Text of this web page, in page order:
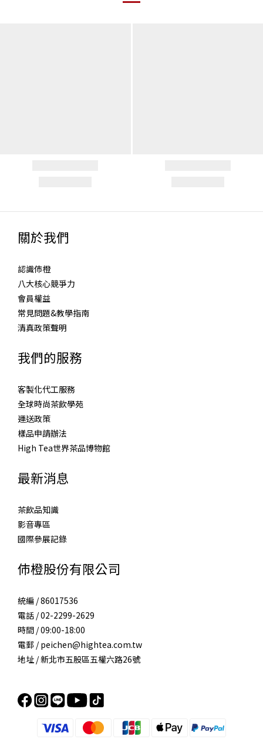
關於我們
認識伂橙
八大核心競爭力
會員權益
常見問題&教學指南
清真政策聲明
我們的服務
客製化代工服務
全球時尚茶飲學苑
運送政策
樣品申請辦法
High Tea世界茶品博物館
最新消息
茶飲品知識
影音專區
國際參展記錄
伂橙股份有限公司
統編 / 86017536
電話 / 02-2299-2629
時間 / 09:00-18:00
電郵 / peichen@hightea.com.tw
地址 / 新北市五股區五權六路26號